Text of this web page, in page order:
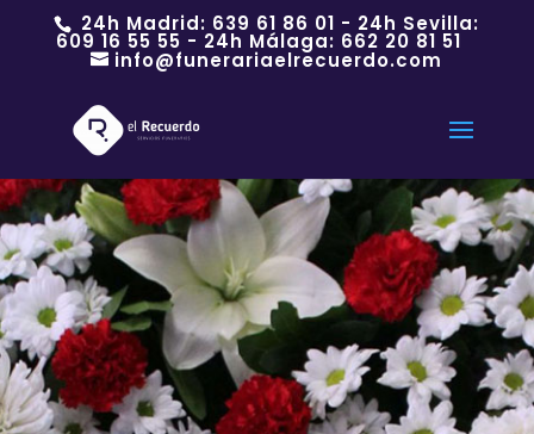
24h Madrid: 639 61 86 01 - 24h Sevilla:
609 16 55 55 - 24h Málaga: 662 20 81 51
info@funerariaelrecuerdo.com